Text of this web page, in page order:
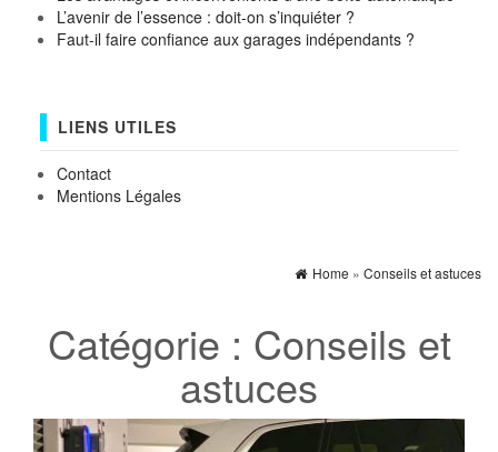
L’avenir de l’essence : doit-on s’inquiéter ?
Faut-il faire confiance aux garages indépendants ?
LIENS UTILES
Contact
Mentions Légales
Home » Conseils et astuces
Catégorie : Conseils et
astuces